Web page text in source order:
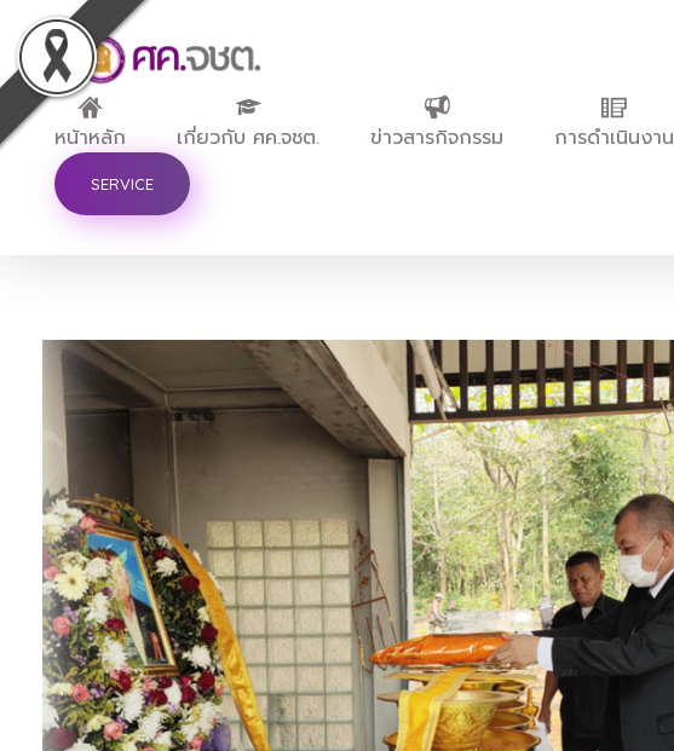
ศูนย์ขับเคลื่อนการศึกษาในจังหวัดชายแดนภาคใต้
หน้าหลัก เกี่ยวกับ ศค.จชต. ข่าวสารกิจกรรม การดำเนินงาน
SERVICE